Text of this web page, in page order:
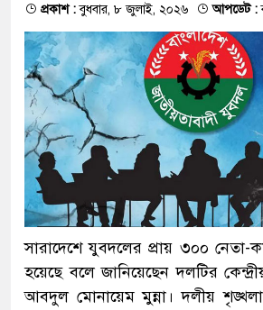
প্রকাশ :বুধবার, ৮ জুলাই, ২০২৬ আপডেট :
সারাদেশে যুবদলের প্রায় ৩০০ নেতা-
হয়েছে বলে জানিয়েছেন দলটির
আবদুল মোনায়েম মুন্না। দলীয়